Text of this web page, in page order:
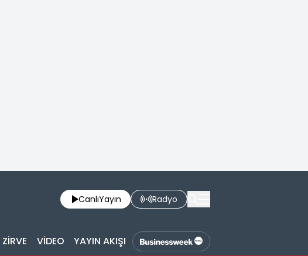
CanlıYayın Radyo
ZİRVE VİDEO YAYIN AKIŞI